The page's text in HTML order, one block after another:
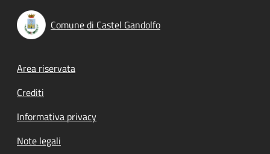
Comune di Castel Gandolfo
Footer menu
Area riservata
Crediti
Informativa privacy
Note legali